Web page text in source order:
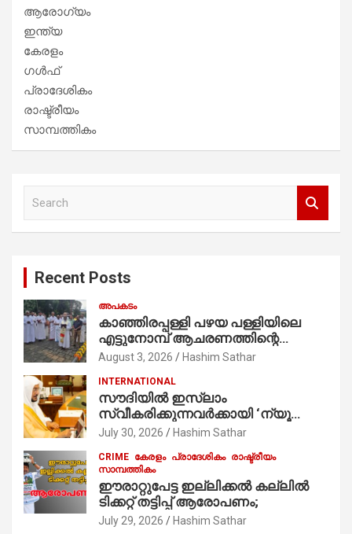
ആരോഗ്യം
ഇന്ത്യ
കേരളം
ഗൾഫ്
പ്രാദേശികം
രാഷ്ട്രീയം
സാമ്പത്തികം
Recent Posts
അപകടം
കാഞ്ഞിരപ്പള്ളി പഴയ പള്ളിയിലെ
എട്ടുനോമ്പ് ആചരണത്തിന്റെ
ഭാഗമായുള്ള പന്തലിന്റെ കാൽനാട്ട്
കുര്യൻ താമരശ്ശേരി
നിർവഹിക്കുന്നു.
August 3, 2026 Hashim Sathar
INTERNATIONAL
സൗദിയില്‍ ഇസ്‌ലാം
സ്വീകരിക്കുന്നവര്‍ക്കായി ‘ന്യൂ
മുസ്ലിം’ ഡിജിറ്റല്‍ കാര്‍ഡ് സേവനം
July 30, 2026 Hashim Sathar
CRIME കേരളം പ്രാദേശികം രാഷ്ട്രീയം
സാമ്പത്തികം
ഈരാറ്റുപേട്ട ഇല്ലിക്കൽ കല്ലിൽ
ടിക്കറ്റ് തട്ടിപ്പ് ആരോപണം;
July 29, 2026 Hashim Sathar